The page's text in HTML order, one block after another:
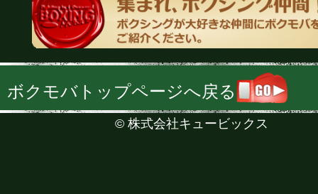
ボクモバトップページへ戻る
© 株式会社キュービックス